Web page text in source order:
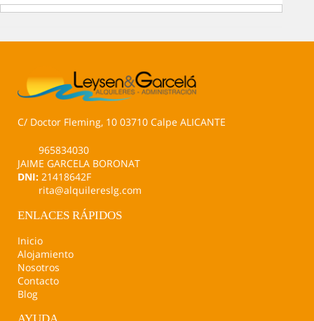
C/ Doctor Fleming, 10 03710 Calpe ALICANTE
965834030
JAIME GARCELA BORONAT
DNI: 21418642F
rita@alquilereslg.com
ENLACES RÁPIDOS
Inicio
Alojamiento
Nosotros
Contacto
Blog
AYUDA